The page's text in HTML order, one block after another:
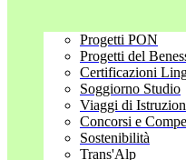
Progetti PON
Progetti del
Certificazioni
Soggiorno Studio
Viaggi di
Concorsi e
Sostenibilità
Trans'Alp